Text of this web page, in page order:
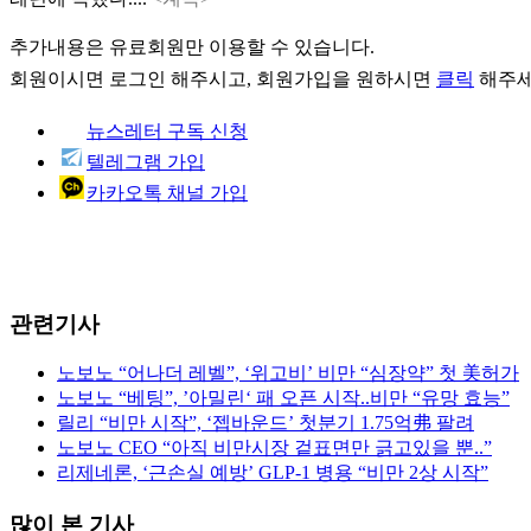
추가내용은 유료회원만 이용할 수 있습니다.
회원이시면 로그인 해주시고, 회원가입을 원하시면 클릭 해주
뉴스레터 구독 신청
텔레그램 가입
카카오톡 채널 가입
관련기사
노보노 “어나더 레벨”, ‘위고비’ 비만 “심장약” 첫 美허가
노보노 “베팅”, ’아밀린‘ 패 오픈 시작..비만 “유망 효능”
릴리 “비만 시작”, ‘젭바운드’ 첫분기 1.75억弗 팔려
노보노 CEO “아직 비만시장 겉표면만 긁고있을 뿐..”
리제네론, ‘근손실 예방’ GLP-1 병용 “비만 2상 시작”
많이 본 기사